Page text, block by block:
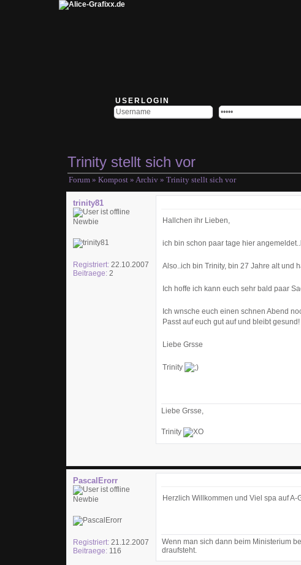
USERLOGIN
Trinity stellt sich vor
Forum» Kompost» Archiv» Trinity stellt sich vor
trinity81
Newbie
Registriert:22.10.2007
Beitraege:2
Hallchen ihr Lieben,
ich bin schon paar tage hier
Also..ich bin Trinity, bin 27 Jahre alt und
Ich hoffe ich kann euch sehr bald paar
Ich wnsche euch einen schnen Abend
Passt auf euch gut auf und bleibt gesund!
Liebe Grsse
Trinity
Liebe Grsse,
Trinity
PascalErorr
Newbie
Registriert:21.12.2007
Beitraege:116
Herzlich Willkommen und Viel spa auf A-
Wenn man sich dann beim Ministerium
draufsteht.